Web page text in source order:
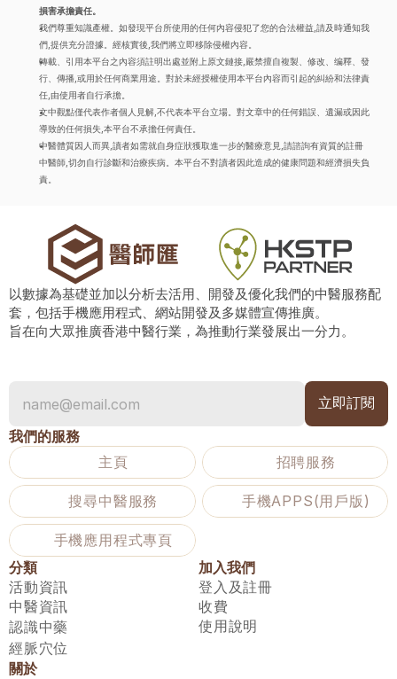
損害承擔責任。
我們尊重知識產權。如發現平台所使用的任何內容侵犯了您的合法權益,請及時通知我
們,提供充分證據。經核實後,我們將立即移除侵權內容。
轉載、引用本平台之內容須註明出處並附上原文鏈接,嚴禁擅自複製、修改、编釋、發
行、傳播,或用於任何商業用途。對於未經授權使用本平台內容而引起的糾紛和法律責
任,由使用者自行承擔。
文中觀點僅代表作者個人見解,不代表本平台立場。對文章中的任何錯誤、遺漏或因此
導致的任何損失,本平台不承擔任何責任。
中醫體質因人而異,讀者如需就自身症狀獲取進一步的醫療意見,請諮詢有資質的註冊
中醫師,切勿自行診斷和治療疾病。本平台不對讀者因此造成的健康問題和經濟損失負
責。
以數據為基礎並加以分析去活用、開發及優化我們的中醫服務配
套，包括手機應用程式、網站開發及多媒體宣傳推廣。
旨在向大眾推廣香港中醫行業，為推動行業發展出一分力。
我們的服務
主頁
招聘服務
搜尋中醫服務 手機APPS(用戶版)
手機應用程式專頁
分類
活動資訊
中醫資訊
認識中藥
經脈穴位
加入我們
登入及註冊
收費
使用說明
關於